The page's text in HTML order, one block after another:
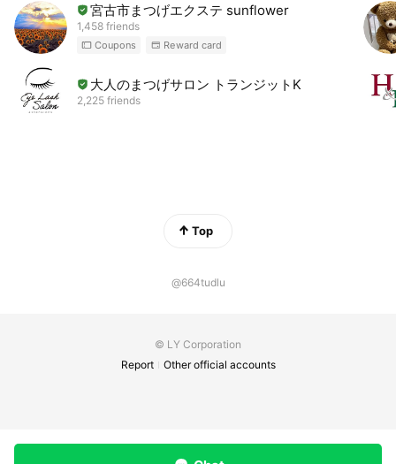
宮古市まつげエクステ sunflower
1,458 friends
Coupons Reward card
大人のまつげサロン トランジットK
2,225 friends
Top
@664tudlu
© LY Corporation
Report
Other official accounts